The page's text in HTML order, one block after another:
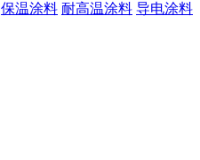
保温涂料 耐高温涂料 导电涂料